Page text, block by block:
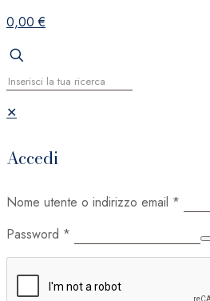
0,00 €
✕
Accedi
Nome utente o indirizzo email *
Password *